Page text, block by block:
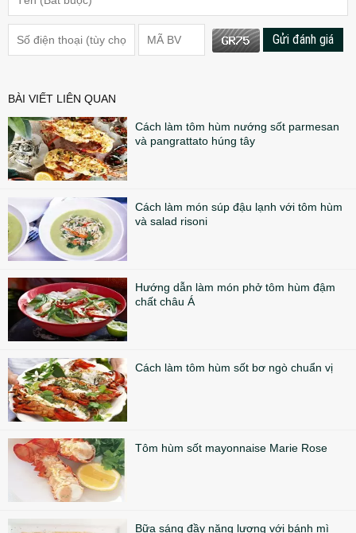
Gửi đánh giá
BÀI VIẾT LIÊN QUAN
Cách làm tôm hùm nướng sốt parmesan
và pangrattato húng tây
Cách làm món súp đậu lạnh với tôm hùm
và salad risoni
Hướng dẫn làm món phở tôm hùm đậm
chất châu Á
Cách làm tôm hùm sốt bơ ngò chuẩn vị
Tôm hùm sốt mayonnaise Marie Rose
Bữa sáng đầy năng lượng với bánh mì